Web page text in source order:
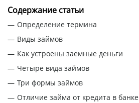
Содержание статьи
Определение термина
Виды займов
Как устроены заемные деньги
Четыре вида займов
Три формы займов
Отличие займа от кредита в банке